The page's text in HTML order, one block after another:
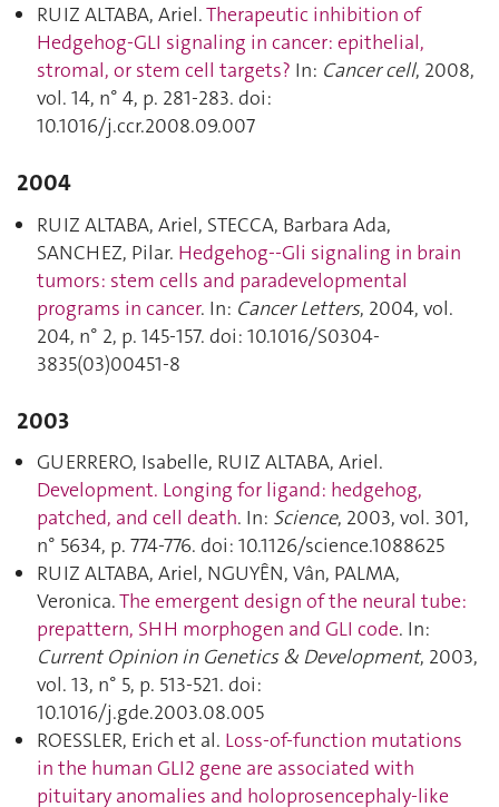
RUIZ ALTABA, Ariel.Therapeutic inhibition of
Hedgehog-GLI signaling in cancer: epithelial,
stromal, or stem cell targets? In: Cancer cell, 2008,
vol. 14, n° 4, p. 281‑283. doi:
10.1016/j.ccr.2008.09.007
2004
RUIZ ALTABA, Ariel, STECCA, Barbara Ada,
SANCHEZ, Pilar. Hedgehog--Gli signaling in brain
tumors: stem cells and paradevelopmental
programs in cancer. In: Cancer Letters, 2004, vol.
204, n° 2, p. 145‑157. doi: 10.1016/S0304-
3835(03)00451-8
2003
GUERRERO, Isabelle, RUIZ ALTABA, Ariel.
Development. Longing for ligand: hedgehog,
patched, and cell death. In: Science, 2003, vol. 301,
n° 5634, p. 774‑776. doi: 10.1126/science.1088625
RUIZ ALTABA, Ariel, NGUYÊN, Vân, PALMA,
Veronica.The emergent design of the neural tube:
prepattern, SHH morphogen and GLI code. In:
Current Opinion in Genetics & Development, 2003,
vol. 13, n° 5, p. 513‑521. doi:
10.1016/j.gde.2003.08.005
ROESSLER, Erich et al. Loss-of-function mutations
in the human GLI2 gene are associated with
pituitary anomalies and holoprosencephaly-like